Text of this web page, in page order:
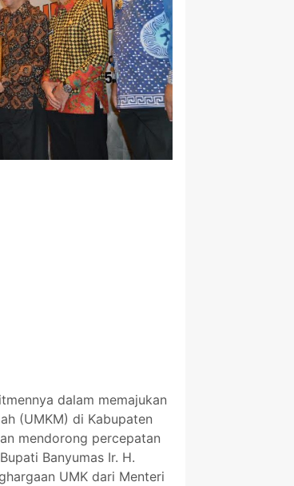
dalam memajukan
(UMKM) di Kabupaten
mendorong percepatan
Bupati Banyumas Ir. H.
UMK dari Menteri